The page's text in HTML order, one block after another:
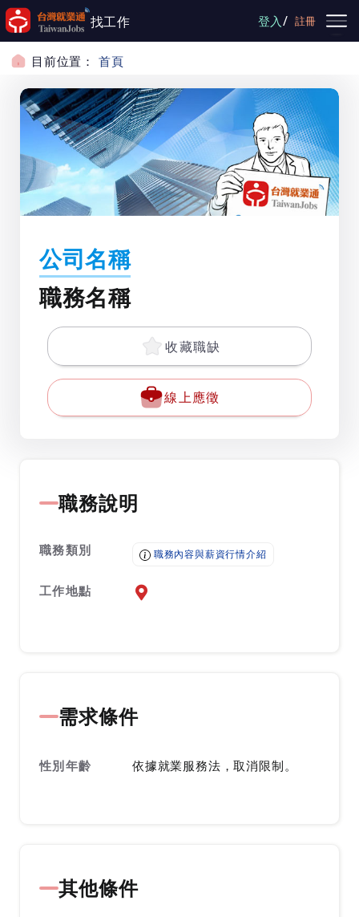
跳到主要內容
找工作 登入/ 註冊
目前位置： 首頁
公司名稱
職務名稱
收藏職缺
線上應徵
職務說明
職務類別 職務內容與薪資行情介紹
工作地點 前往查看地圖
需求條件
性別年齡 依據就業服務法，取消限制。
其他條件